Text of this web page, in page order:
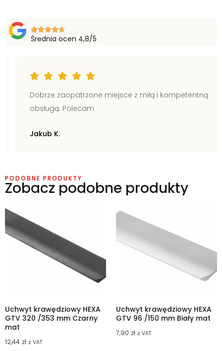
Średnia ocen 4,8/5
Dobrze zaopatrzone miejsce z miłą i kompetentną
obsługą. Polecam
Jakub K.
PODOBNE PRODUKTY
Zobacz podobne produkty
Uchwyt krawędziowy HEXA
GTV 320 /353 mm Czarny
mat
12,44 zł z VAT
Uchwyt krawędziowy HEXA
GTV 96 /150 mm Biały mat
7,90 zł z VAT